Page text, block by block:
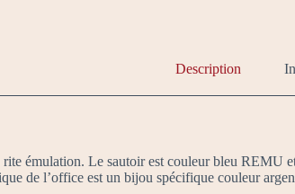
Description
émulation. Le sautoir est couleur bleu REMU
de l’office est un bijou spécifique couleur